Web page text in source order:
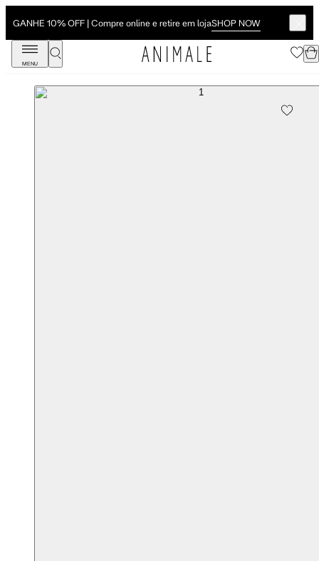
GANHE 10% OFF | Compre online e retire em lojaSHOP NOW
MENU